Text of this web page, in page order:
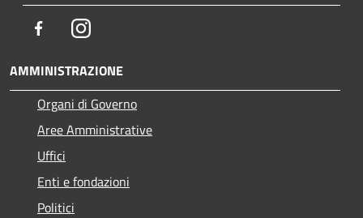
FacebookInstagram
AMMINISTRAZIONE
Organi di Governo
Aree Amministrative
Uffici
Enti e fondazioni
Politici